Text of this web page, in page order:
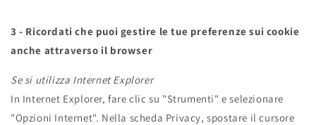
3 - Ricordati che puoi gestire le tue preferenze sui cookie
anche attraverso il browser
Se si utilizza Internet Explorer
In Internet Explorer, fare clic su "Strumenti" e selezionare
"Opzioni Internet". Nella scheda Privacy, spostare il cursore